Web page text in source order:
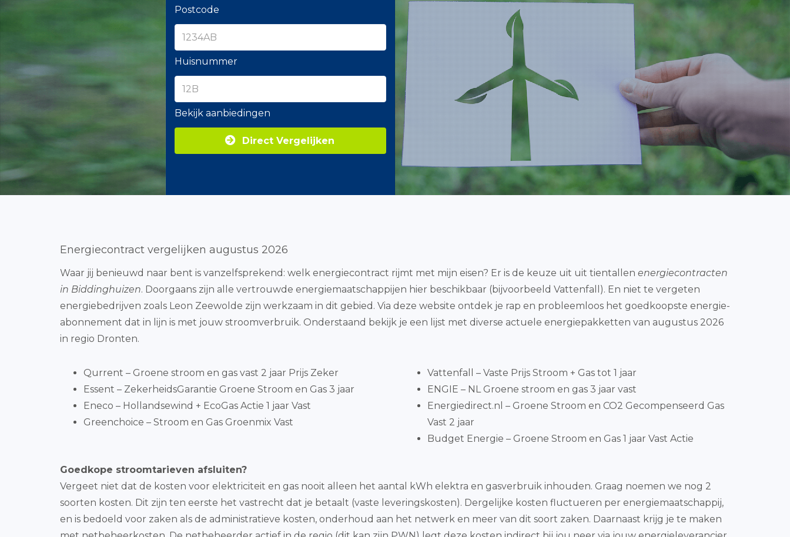
Postcode
Huisnummer
Bekijk aanbiedingen
Direct Vergelijken
Energiecontract vergelijken augustus 2026
Waar jij benieuwd naar bent is vanzelfsprekend: welk energiecontract rijmt met mijn eisen? Er is de keuze uit uit tientallen energiecontracten
in Biddinghuizen. Doorgaans zijn alle vertrouwde energiemaatschappijen hier beschikbaar (bijvoorbeeld Vattenfall). En niet te vergeten
energiebedrijven zoals Leon Zeewolde zijn werkzaam in dit gebied. Via deze website ontdek je rap en probleemloos het goedkoopste energie-
abonnement dat in lijn is met jouw stroomverbruik. Onderstaand bekijk je een lijst met diverse actuele energiepakketten van augustus 2026
in regio Dronten.
Qurrent – Groene stroom en gas vast 2 jaar Prijs Zeker
Essent – ZekerheidsGarantie Groene Stroom en Gas 3 jaar
Eneco – Hollandsewind + EcoGas Actie 1 jaar Vast
Greenchoice – Stroom en Gas Groenmix Vast
Vattenfall – Vaste Prijs Stroom + Gas tot 1 jaar
ENGIE – NL Groene stroom en gas 3 jaar vast
Energiedirect.nl – Groene Stroom en CO2 Gecompenseerd Gas
Vast 2 jaar
Budget Energie – Groene Stroom en Gas 1 jaar Vast Actie
Goedkope stroomtarieven afsluiten?
Vergeet niet dat de kosten voor elektriciteit en gas nooit alleen het aantal kWh elektra en gasverbruik inhouden. Graag noemen we nog 2
soorten kosten. Dit zijn ten eerste het vastrecht dat je betaalt (vaste leveringskosten). Dergelijke kosten fluctueren per energiemaatschappij,
en is bedoeld voor zaken als de administratieve kosten, onderhoud aan het netwerk en meer van dit soort zaken. Daarnaast krijg je te maken